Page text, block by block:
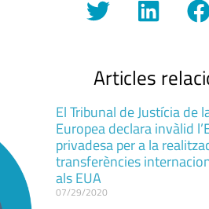
Articles
El Tribunal de Justícia de
Europea declara invàlid
privadesa per a la
transferències
als EUA
07/29/2020